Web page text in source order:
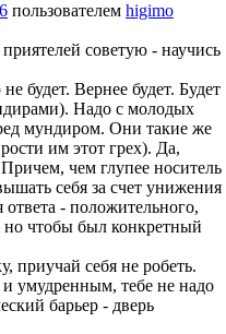
пользователем higimo
советую - научись
будет. Вернее будет. Будет
Надо с молодых
мундиром. Они такие же
им этот грех). Да,
чем глупее носитель
себя за счет унижения
ответа - положительного,
но чтобы был конкретный
приучай себя не робеть.
умудренным, тебе не надо
барьер - дверь